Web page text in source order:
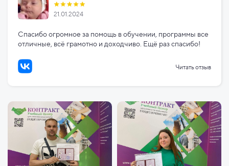
21.01.2024
Спасибо огромное за помощь в обучении, программы все
отличные, всё грамотно и доходчиво. Ещё раз спасибо!
Читать отзыв